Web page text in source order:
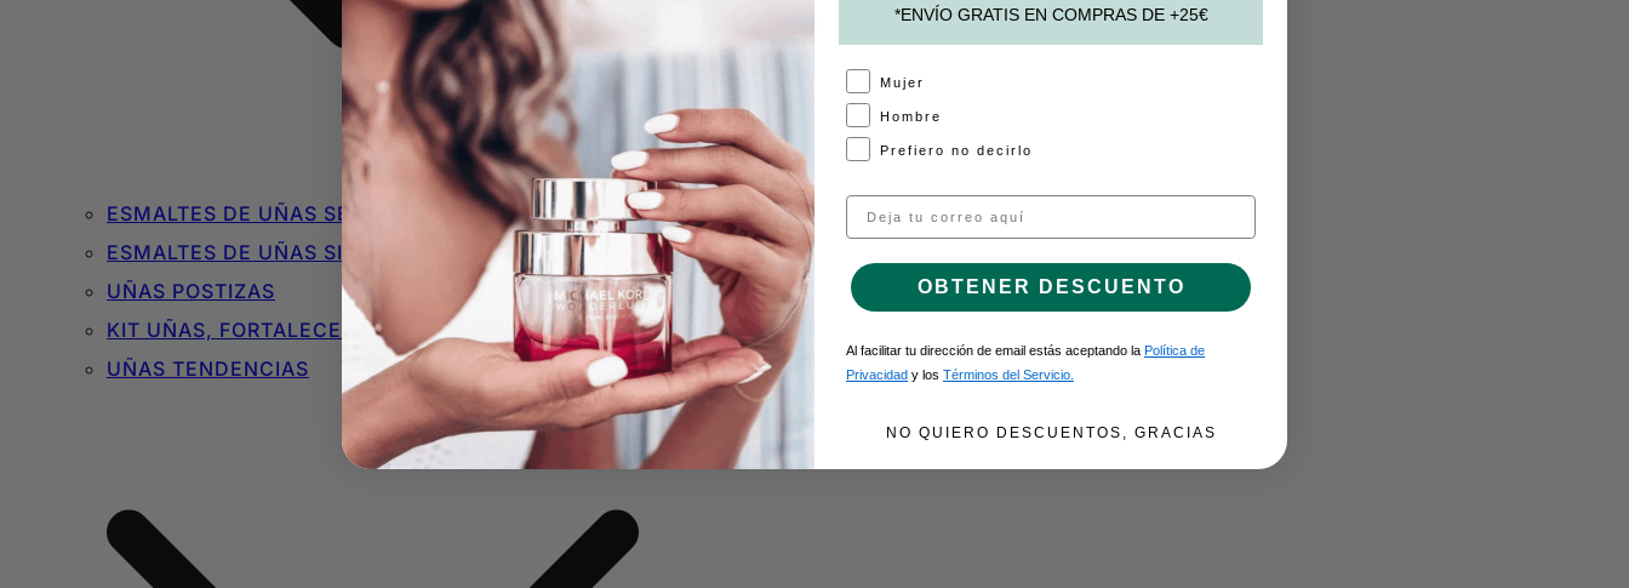
ESMALTES DE UÑAS SEMIPERMANENTES O DE GEL
ESMALTES DE UÑAS SIN TÓXICOS
UÑAS POSTIZAS
KIT UÑAS, FORTALECEDORES Y BÁSICOS
UÑAS TENDENCIAS
*ENVÍO GRATIS EN COMPRAS DE +25€
A Mujer
Hombre
Prefiero no decirlo
Email
OBTENER DESCUENTO
Al facilitar tu dirección de email estás aceptando la Política de
Privacidad y los Términos del Servicio.
NO QUIERO DESCUENTOS, GRACIAS